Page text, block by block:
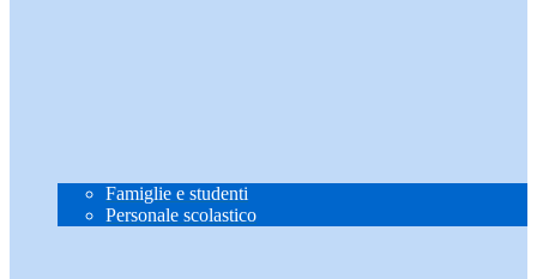
Famiglie e studenti
Personale scolastico